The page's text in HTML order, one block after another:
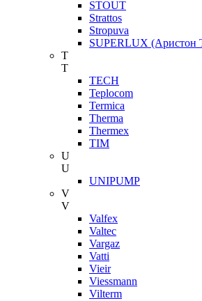
STOUT
Strattos
Stropuva
SUPERLUX (Аристон
T
T
TECH
Teplocom
Termica
Therma
Thermex
TIM
U
U
UNIPUMP
V
V
Valfex
Valtec
Vargaz
Vatti
Vieir
Viessmann
Vilterm